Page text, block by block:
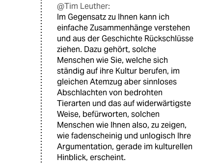
@Tim Leuther:
Im Gegensatz zu Ihnen kann ich
einfache Zusammenhänge verstehen
und aus der Geschichte Rückschlüsse
ziehen. Dazu gehört, solche
Menschen wie Sie, welche sich
ständig auf ihre Kultur berufen, im
gleichen Atemzug aber sinnloses
Abschlachten von bedrohten
Tierarten und das auf widerwärtigste
Weise, befürworten, solchen
Menschen wie Ihnen also, zu zeigen,
wie fadenscheinig und unlogisch Ihre
Argumentation, gerade im kulturellen
Hinblick, erscheint.